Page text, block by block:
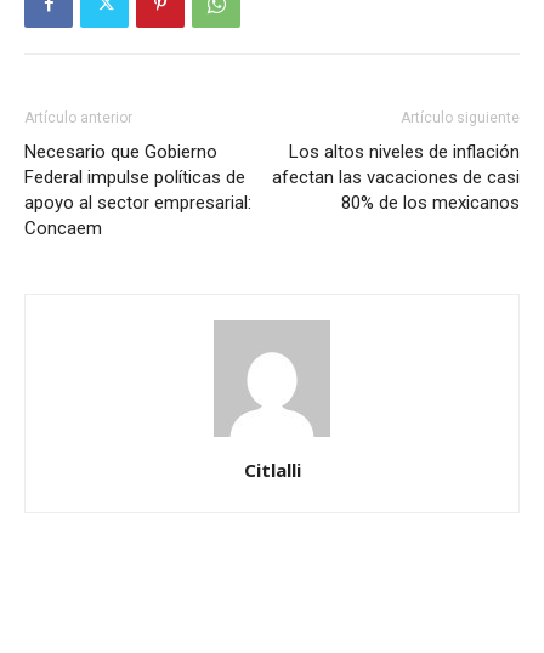
Artículo anterior
Necesario que Gobierno
Federal impulse políticas de
apoyo al sector empresarial:
Concaem
Artículo siguiente
Los altos niveles de inflación
afectan las vacaciones de casi
80% de los mexicanos
Citlalli